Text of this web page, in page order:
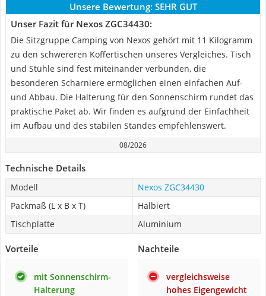
Unsere Bewertung: SEHR GUT
Unser Fazit für Nexos ZGC34430:
Die Sitzgruppe Camping von Nexos gehört mit 11 Kilogramm
zu den schwereren Koffertischen unseres Vergleiches. Tisch
und Stühle sind fest miteinander verbunden, die
besonderen Scharniere ermöglichen einen einfachen Auf-
und Abbau. Die Halterung für den Sonnenschirm rundet das
praktische Paket ab. Wir finden es aufgrund der Einfachheit
im Aufbau und des stabilen Standes empfehlenswert.
08/2026
Technische Details
Modell
Nexos ZGC34430
Packmaß (L x B x T)
Halbiert
Tischplatte
Aluminium
Vorteile
mit Sonnenschirm-
Halterung
Nachteile
vergleichsweise
hohes Eigengewicht